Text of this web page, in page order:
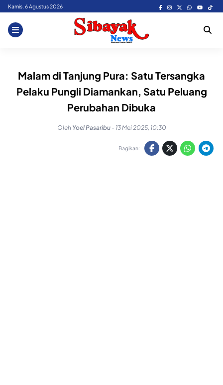
Skip
content
Kamis, 6 Agustus 2026
Malam di Tanjung Pura: Satu Tersangka
Pelaku Pungli Diamankan, Satu Peluang
Perubahan Dibuka
Oleh Yoel Pasaribu - 13 Mei 2025, 10:30
Bagikan: